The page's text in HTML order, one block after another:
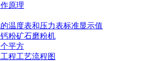
原理
温度表和压力表标准显示值
粉矿石磨粉机
平方
程工艺流程图